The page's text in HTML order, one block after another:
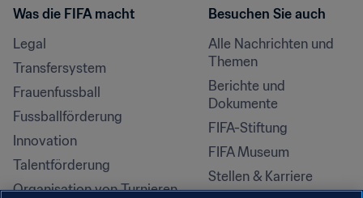
Was die FIFA macht
Legal
Transfersystem
Frauenfussball
Fussballförderung
Innovation
Talentförderung
Organisation von Turnieren
Besuchen Sie auch
Alle Nachrichten und
Themen
Berichte und
Dokumente
FIFA-Stiftung
FIFA Museum
Stellen & Karriere